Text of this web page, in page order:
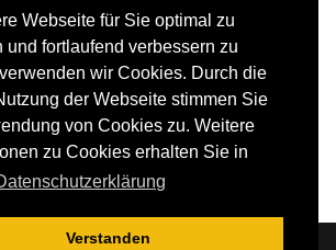
Webseite für Sie optimal zu
und fortlaufend verbessern zu
wir Cookies. Durch die
der Webseite stimmen Sie
von Cookies zu. Weitere
zu Cookies erhalten Sie in
Verstanden
Richter
Heymann
Anke Heimann (für GS)